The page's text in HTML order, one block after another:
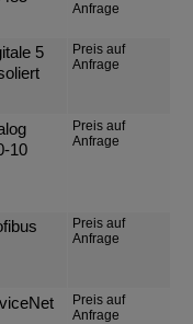
Anfrage
5
Preis auf
Anfrage
10
Preis auf
Anfrage
Preis auf
Anfrage
Preis auf
Anfrage